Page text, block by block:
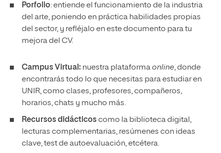
Porfolio: entiende el funcionamiento de la industria
del arte, poniendo en práctica habilidades propias
del sector, y refléjalo en este documento para tu
mejora del CV.
Campus Virtual: nuestra plataformaonline, donde
encontrarás todo lo que necesitas para estudiar en
UNIR, como clases, profesores, compañeros,
horarios, chats y mucho más.
Recursos didácticoscomo la biblioteca digital,
lecturas complementarias, resúmenes con ideas
clave, test de autoevaluación, etcétera.